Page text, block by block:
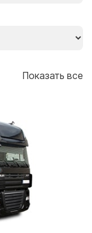
Показать все